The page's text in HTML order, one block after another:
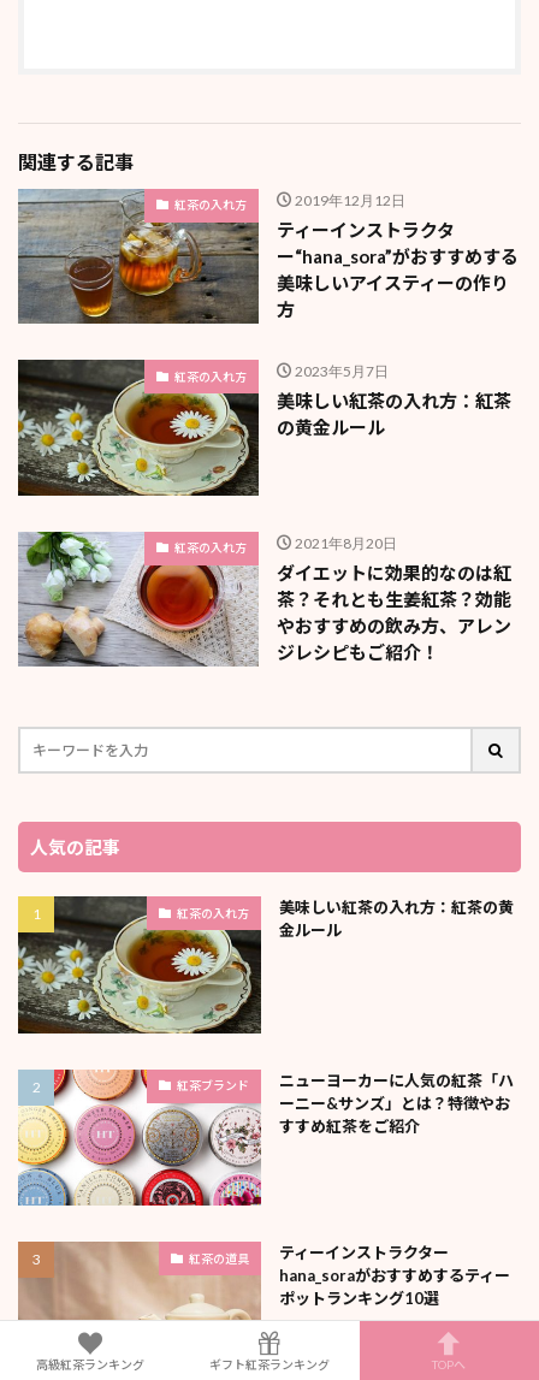
関連する記事
紅茶の入れ方 2019年12月12日
ティーインストラクタ
ー“hana_sora”がおすすめする
美味しいアイスティーの作り
方
紅茶の入れ方 2023年5月7日
美味しい紅茶の入れ方：紅茶
の黄金ルール
紅茶の入れ方 2021年8月20日
ダイエットに効果的なのは紅
茶？それとも生姜紅茶？効能
やおすすめの飲み方、アレン
ジレシピもご紹介！
人気の記事
紅茶の入れ方
美味しい紅茶の入れ方：紅茶の黄
金ルール
紅茶ブランド
ニューヨーカーに人気の紅茶「ハ
ーニー&サンズ」とは？特徴やお
すすめ紅茶をご紹介
紅茶の道具
ティーインストラクター
hana_soraがおすすめするティー
ポットランキング10選
高級紅茶ランキング ギフト紅茶ランキング TOPへ